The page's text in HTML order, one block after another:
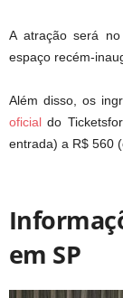
A atração será
espaço recém-
Além disso, os
oficial do
entrada) a R$ 560
em SP